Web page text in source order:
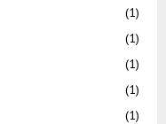
(1)
(1)
(1)
(1)
(1)